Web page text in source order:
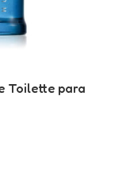
Toilette para